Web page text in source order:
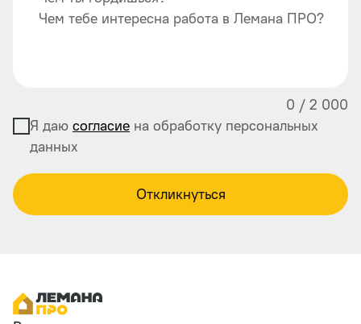
Чем тебе интересна работа в Лемана ПРО?
0 / 2 000
Я даю согласие на обработку персональных
данных
Откликнуться